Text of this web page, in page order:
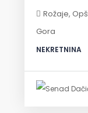
Rožaje,
Gora
NEKRETNINA